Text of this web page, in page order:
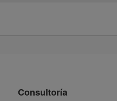
Consultoría